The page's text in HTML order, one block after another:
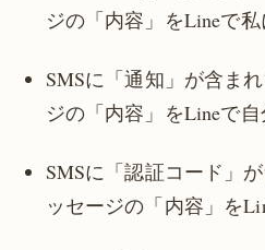
ジの「内容」をLineで
SMSに「通知」が含ま
ジの「内容」をLineで
SMSに「認証コード」
ッセージの「内容」を